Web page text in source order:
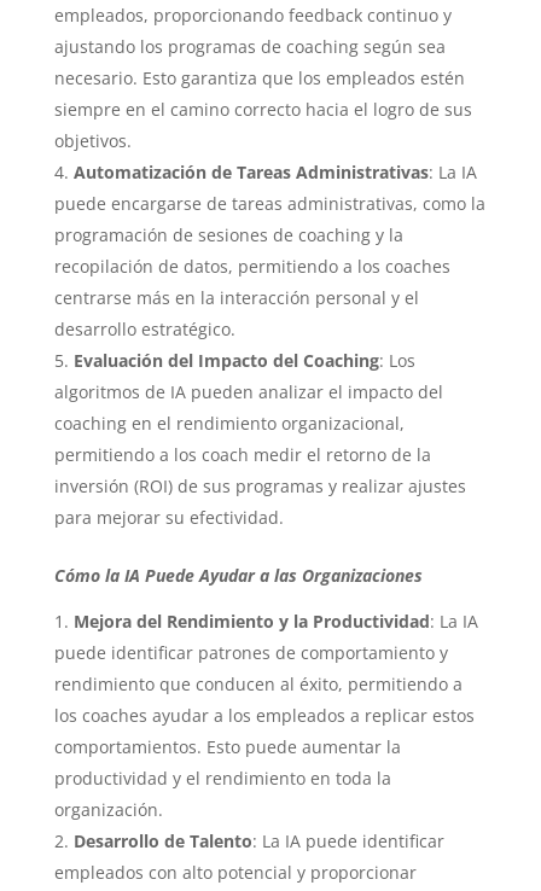
empleados, proporcionando feedback continuo y
ajustando los programas de coaching según sea
necesario. Esto garantiza que los empleados estén
siempre en el camino correcto hacia el logro de sus
objetivos.
Automatización de Tareas Administrativas: La IA
puede encargarse de tareas administrativas, como la
programación de sesiones de coaching y la
recopilación de datos, permitiendo a los coaches
centrarse más en la interacción personal y el
desarrollo estratégico.
Evaluación del Impacto del Coaching: Los
algoritmos de IA pueden analizar el impacto del
coaching en el rendimiento organizacional,
permitiendo a los coach medir el retorno de la
inversión (ROI) de sus programas y realizar ajustes
para mejorar su efectividad.
Cómo la IA Puede Ayudar a las Organizaciones
Mejora del Rendimiento y la Productividad: La IA
puede identificar patrones de comportamiento y
rendimiento que conducen al éxito, permitiendo a
los coaches ayudar a los empleados a replicar estos
comportamientos. Esto puede aumentar la
productividad y el rendimiento en toda la
organización.
Desarrollo de Talento: La IA puede identificar
empleados con alto potencial y proporcionar